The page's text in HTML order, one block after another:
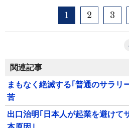
1 2 3
関連記事
まもなく絶滅する｢普通のサラリ
苦
出口治明｢日本人が起業を避けて